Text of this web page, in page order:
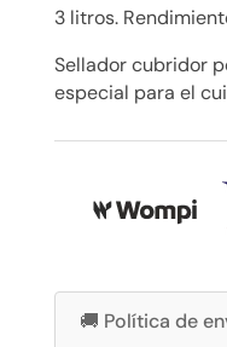
3 litros.
Sellador cubridor
especial para el
🚚 Política de